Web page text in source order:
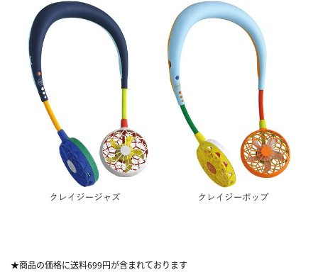
★商品の価格に送料699円が含まれております